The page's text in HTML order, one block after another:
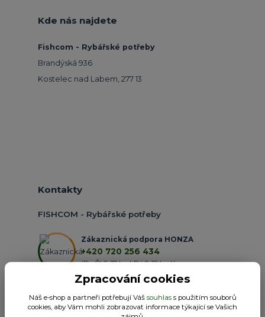
Kde nás najdete
Fishcom - Rybářské potřeby
Brandýská 936
Kostelec nad Labem, 277 13
Kontakty
FISHCOM - Rybářské potřeby
Zákaznická podpora HONZA
+420 720 256 434
(Po-Čt 9-17 hod.,Pá 9-18 hod.)
Zpracování cookies
Náš e-shop a partneři potřebují Váš souhlass použitím souborů
cookies, aby Vám mohli zobrazovat informace týkající se Vašich